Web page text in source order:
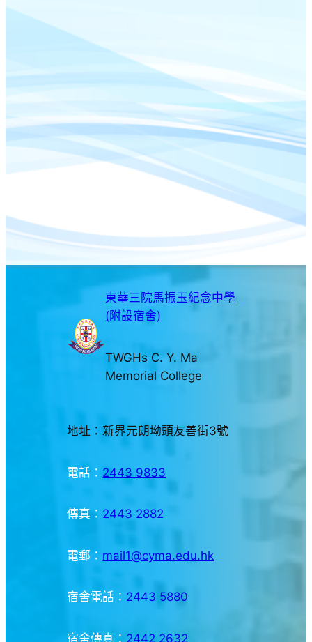
東華三院馬振玉紀念中學
(附設宿舍)
TWGHs C. Y. Ma
Memorial College
地址：新界元朗坳頭友善街3號
電話： 2443 9833
傳真： 2443 2882
電郵： mail1@cyma.edu.hk
宿舍電話： 2443 5880
宿舍傳真： 2442 2632